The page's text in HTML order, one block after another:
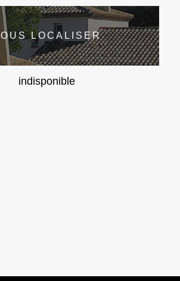
LOCALISER
indisponible